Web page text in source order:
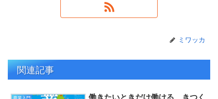
ミワッカ
関連記事
農業入門
働きたいときだけ働ける きつく